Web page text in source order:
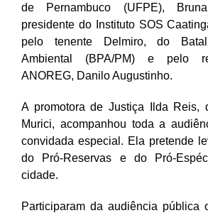
de Pernambuco (UFPE),
presidente do Instituto SOS
pelo tenente Delmiro, do
Ambiental (BPA/PM) e pelo
ANOREG, Danilo Augustinho.
A promotora de Justiça Ilda Reis,
Murici, acompanhou toda a
convidada especial. Ela pretende
do Pró-Reservas e do Pró-
cidade.
Participaram da audiência pública